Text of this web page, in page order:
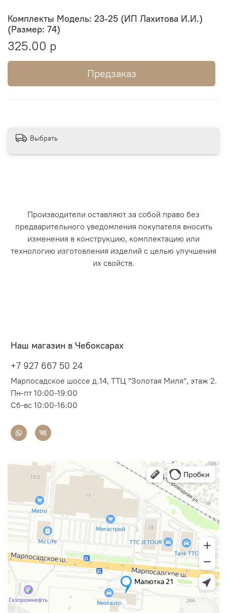
Комплекты Модель: 23-25 (ИП Лахитова И.И.)
(Размер: 74)
325.00 р
Предзаказ
Выбрать
Производители оставляют за собой право без
предварительного уведомления покупателя вносить
изменения в конструкцию, комплектацию или
технологию изготовления изделий с целью улучшения
их свойств.
Наш магазин в Чебоксарах
+7 927 667 50 24
Марпосадское шоссе д.14, ТТЦ "Золотая Миля", этаж 2.
Пн-пт 10:00-19:00
Сб-вс 10:00-16:00